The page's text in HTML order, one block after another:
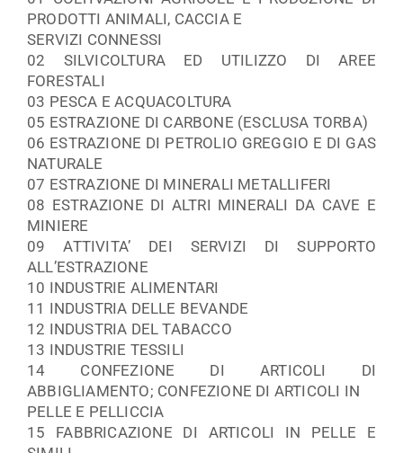
PRODOTTI ANIMALI, CACCIA E
SERVIZI CONNESSI
02 SILVICOLTURA ED UTILIZZO DI AREE
FORESTALI
03 PESCA E ACQUACOLTURA
05 ESTRAZIONE DI CARBONE (ESCLUSA TORBA)
06 ESTRAZIONE DI PETROLIO GREGGIO E DI GAS
NATURALE
07 ESTRAZIONE DI MINERALI METALLIFERI
08 ESTRAZIONE DI ALTRI MINERALI DA CAVE E
MINIERE
09 ATTIVITA’ DEI SERVIZI DI SUPPORTO
ALL’ESTRAZIONE
10 INDUSTRIE ALIMENTARI
11 INDUSTRIA DELLE BEVANDE
12 INDUSTRIA DEL TABACCO
13 INDUSTRIE TESSILI
14 CONFEZIONE DI ARTICOLI DI
ABBIGLIAMENTO; CONFEZIONE DI ARTICOLI IN
PELLE E PELLICCIA
15 FABBRICAZIONE DI ARTICOLI IN PELLE E